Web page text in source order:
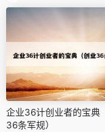
企业36计创业者的宝典
36条军规）